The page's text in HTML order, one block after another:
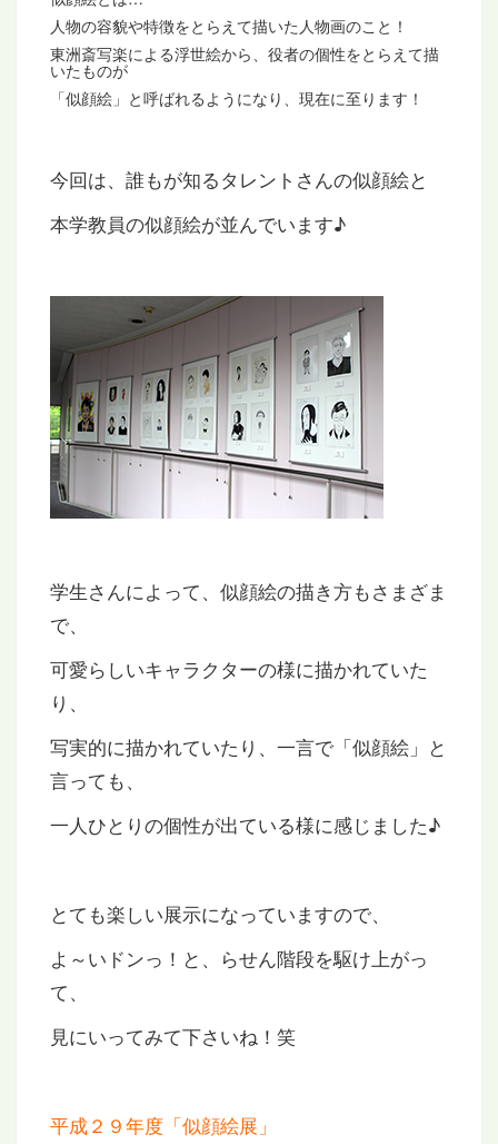
人物の容貌や特徴をとらえて描いた人物画のこと！
東洲斎写楽による浮世絵から、役者の個性をとらえて描
いたものが
「似顔絵」と呼ばれるようになり、現在に至ります！
今回は、誰もが知るタレントさんの似顔絵と
本学教員の似顔絵が並んでいます♪
学生さんによって、似顔絵の描き方もさまざま
で、
可愛らしいキャラクターの様に描かれていた
り、
写実的に描かれていたり、一言で「似顔絵」と
言っても、
一人ひとりの個性が出ている様に感じました♪
とても楽しい展示になっていますので、
よ～いドンっ！と、らせん階段を駆け上がっ
て、
見にいってみて下さいね！笑
平成２９年度「似顔絵展」